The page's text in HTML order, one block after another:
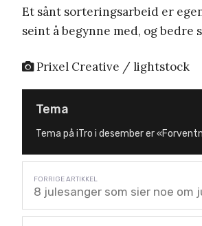
Et sånt sorteringsarbeid er
seint å begynne med, og bedre
Prixel Creative / lightstock
Tema
Tema på iTro i desember er
8 julesanger som sier noe om